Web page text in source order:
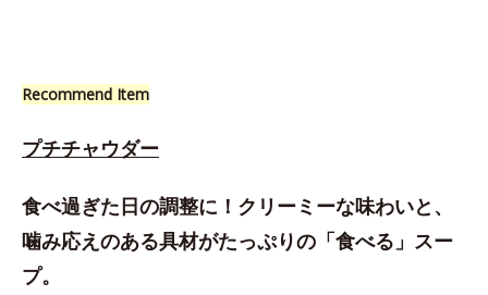
Recommend Item
プチチャウダー
食べ過ぎた日の調整に！クリーミーな味わいと、
噛み応えのある具材がたっぷりの「食べる」スー
プ。